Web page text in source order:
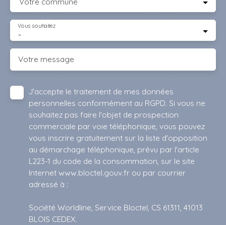
-
Vous souhaitez
Votre message
J'accepte le traitement de mes données
personnelles conformément au RGPD. Si vous ne
souhaitez pas faire l'objet de prospection
commerciale par voie téléphonique, vous pouvez
vous inscrire gratuitement sur la liste d'opposition
au démarchage téléphonique, prévu par l'article
L223-1 du code de la consommation, sur le site
Internet www.bloctel.gouv.fr ou par courrier
adressé à :
Société Worldline, Service Bloctel, CS 61311, 41013
BLOIS CEDEX.